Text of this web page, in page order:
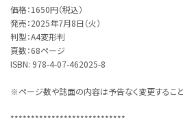
価格：1650円（税込）
発売：2025年7月8日（火）
判型：A4変形判
頁数：68ページ
ISBN:‎ 978-4-07-462025-8
※ページ数や誌面の内容は予告なく変更すること
****************************